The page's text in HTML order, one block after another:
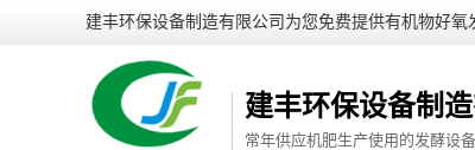
建丰环保设备制造有限公司为您免费提供有机物好
建丰环保设备制
常年供应机肥生产使用的发酵设